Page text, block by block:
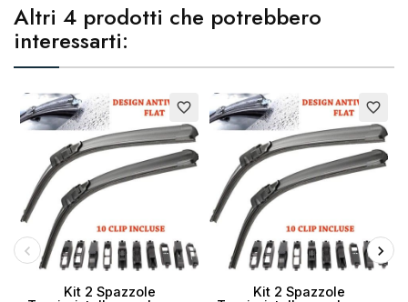
Altri 4 prodotti che potrebbero
interessarti:
favorite_border
Kit 2 Spazzole
favorite_border
Kit 2 Spazzole